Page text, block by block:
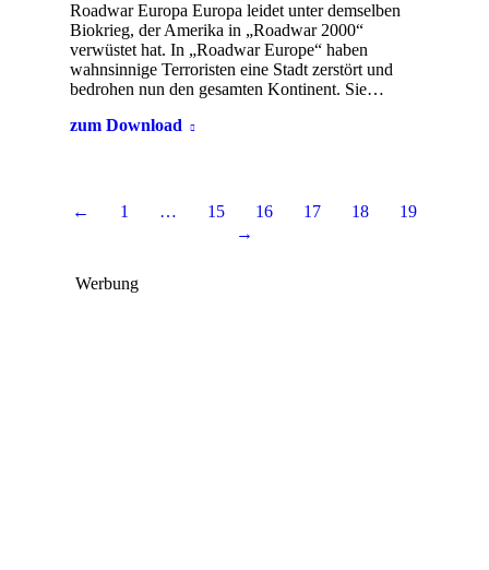
Roadwar Europa Europa leidet unter demselben
Biokrieg, der Amerika in „Roadwar 2000“
verwüstet hat. In „Roadwar Europe“ haben
wahnsinnige Terroristen eine Stadt zerstört und
bedrohen nun den gesamten Kontinent. Sie…
zum Download
← 1 … 15 16 17 18
19
→
Werbung